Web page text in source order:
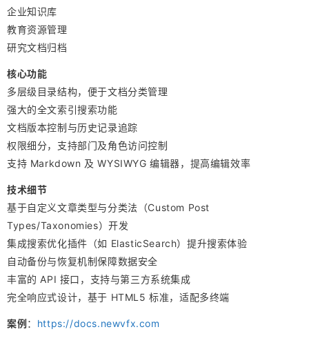
企业知识库
教育资源管理
研究文档归档
核心功能
多层级目录结构，便于文档分类管理
强大的全文索引搜索功能
文档版本控制与历史记录追踪
权限细分，支持部门及角色访问控制
支持 Markdown 及 WYSIWYG 编辑器，提高编辑效率
技术细节
基于自定义文章类型与分类法（Custom Post
Types/Taxonomies）开发
集成搜索优化插件（如 ElasticSearch）提升搜索体验
自动备份与恢复机制保障数据安全
丰富的 API 接口，支持与第三方系统集成
完全响应式设计，基于 HTML5 标准，适配多终端
案例 ： https://docs.newvfx.com